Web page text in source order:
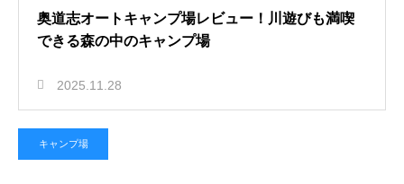
奥道志オートキャンプ場レビュー！川遊びも満喫
できる森の中のキャンプ場
2025.11.28
キャンプ場